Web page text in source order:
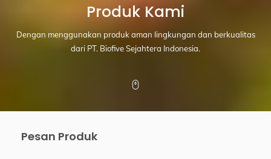
Produk Kami
Dengan menggunakan produk aman lingkungan dan berkualitas
dari PT. Biofive Sejahtera Indonesia.
Icon
Pesan Produk